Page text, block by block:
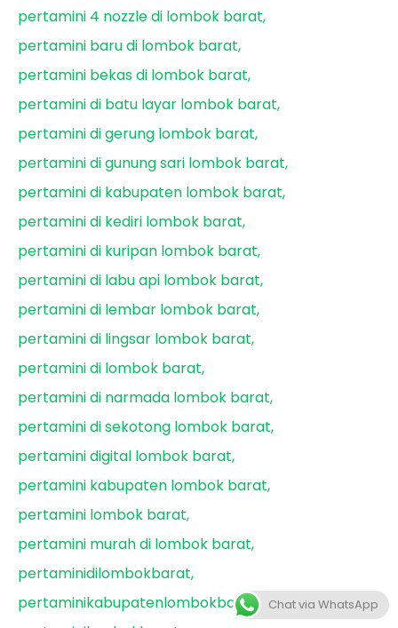
pertamini 4 nozzle di lombok barat
pertamini baru di lombok barat
pertamini bekas di lombok barat
pertamini di batu layar lombok barat
pertamini di gerung lombok barat
pertamini di gunung sari lombok barat
pertamini di kabupaten lombok barat
pertamini di kediri lombok barat
pertamini di kuripan lombok barat
pertamini di labu api lombok barat
pertamini di lembar lombok barat
pertamini di lingsar lombok barat
pertamini di lombok barat
pertamini di narmada lombok barat
pertamini di sekotong lombok barat
pertamini digital lombok barat
pertamini kabupaten lombok barat
pertamini lombok barat
pertamini murah di lombok barat
pertaminidilombokbarat
pertaminikabupatenlombokbarat
Chat via WhatsApp